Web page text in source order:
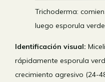
Trichoderma:
luego esporula
Identificación visual:
rápidamente esporula
crecimiento agresivo (24-